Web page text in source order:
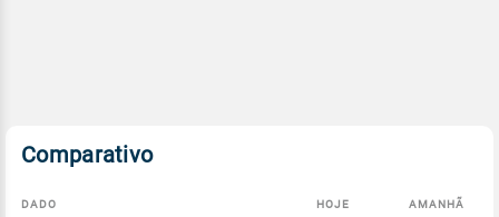
Comparativo
DADO HOJE AMANHÃ